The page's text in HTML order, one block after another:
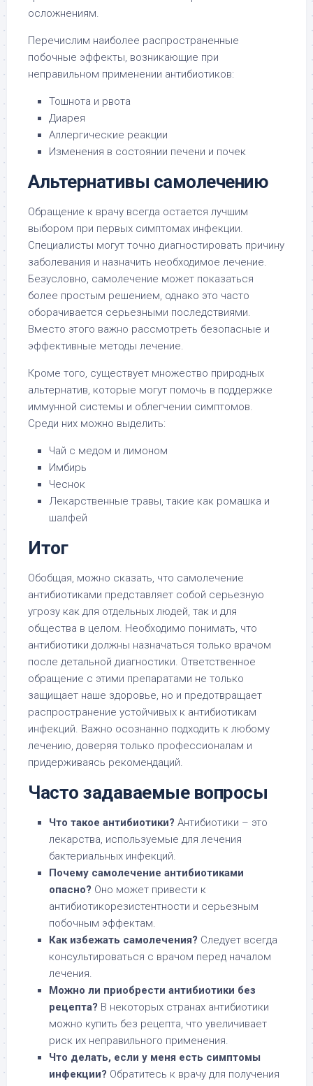
осложнениям.
Перечислим наиболее распространенные
побочные эффекты, возникающие при
неправильном применении антибиотиков:
Тошнота и рвота
Диарея
Аллергические реакции
Изменения в состоянии печени и почек
Альтернативы самолечению
Обращение к врачу всегда остается лучшим
выбором при первых симптомах инфекции.
Специалисты могут точно диагностировать причину
заболевания и назначить необходимое лечение.
Безусловно, самолечение может показаться
более простым решением, однако это часто
оборачивается серьезными последствиями.
Вместо этого важно рассмотреть безопасные и
эффективные методы лечение.
Кроме того, существует множество природных
альтернатив, которые могут помочь в поддержке
иммунной системы и облегчении симптомов.
Среди них можно выделить:
Чай с медом и лимоном
Имбирь
Чеснок
Лекарственные травы, такие как ромашка и
шалфей
Итог
Обобщая, можно сказать, что самолечение
антибиотиками представляет собой серьезную
угрозу как для отдельных людей, так и для
общества в целом. Необходимо понимать, что
антибиотики должны назначаться только врачом
после детальной диагностики. Ответственное
обращение с этими препаратами не только
защищает наше здоровье, но и предотвращает
распространение устойчивых к антибиотикам
инфекций. Важно осознанно подходить к любому
лечению, доверяя только профессионалам и
придерживаясь рекомендаций.
Часто задаваемые вопросы
Что такое антибиотики? Антибиотики – это
лекарства, используемые для лечения
бактериальных инфекций.
Почему самолечение антибиотиками
опасно? Оно может привести к
антибиотикорезистентности и серьезным
побочным эффектам.
Как избежать самолечения? Следует всегда
консультироваться с врачом перед началом
лечения.
Можно ли приобрести антибиотики без
рецепта? В некоторых странах антибиотики
можно купить без рецепта, что увеличивает
риск их неправильного применения.
Что делать, если у меня есть симптомы
инфекции? Обратитесь к врачу для получения